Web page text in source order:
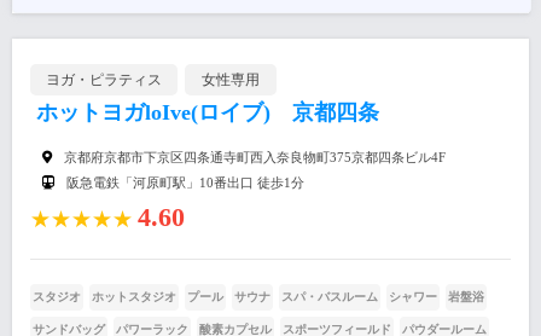
ヨガ・ピラティス 女性専用
ホットヨガloIve(ロイブ) 京都四条
京都府京都市下京区四条通寺町西入奈良物町375京都四条ビル4F
阪急電鉄「河原町駅」10番出口 徒歩1分
★★★★★ 4.60
スタジオ ホットスタジオ プール サウナ スパ・バスルーム シャワー 岩盤浴
サンドバッグ パワーラック 酸素カプセル スポーツフィールド パウダールーム